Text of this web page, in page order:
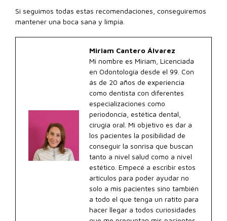
Si seguimos todas estas recomendaciones, conseguiremos
mantener una boca sana y limpia.
Miriam Cantero Álvarez
Mi nombre es Miriam, Licenciada
en Odontología desde el 99. Con
ás de 20 años de experiencia
como dentista con diferentes
especializaciones como
periodoncia, estética dental,
cirugía oral. Mi objetivo es dar a
los pacientes la posibilidad de
conseguir la sonrisa que buscan
tanto a nivel salud como a nivel
estético. Empecé a escribir estos
artículos para poder ayudar no
solo a mis pacientes sino también
a todo el que tenga un ratito para
hacer llegar a todos curiosidades